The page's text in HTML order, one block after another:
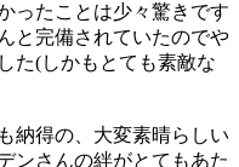
ったことは少々驚きです
と完備されていたのでや
た(しかもとても素敵な
納得の、大変素晴らしい
ンさんの絆がとてもあた